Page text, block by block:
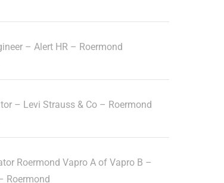
– Alert HR – Roermond
– Levi Strauss & Co – Roermond
Roermond Vapro A of Vapro B –
Roermond